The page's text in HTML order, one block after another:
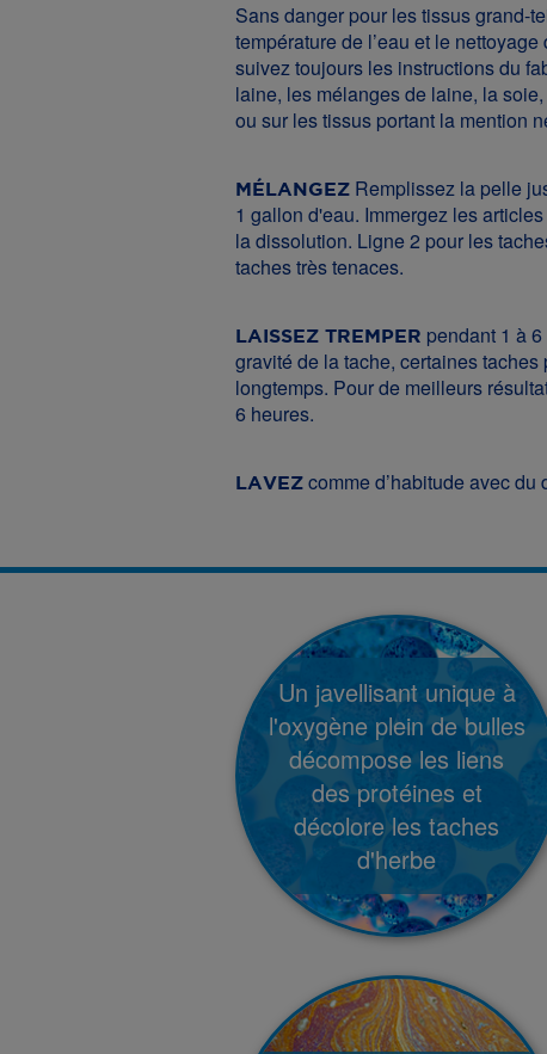
Sans danger pour les tissus grand-
température de l’eau et le
suivez toujours les instructions du
laine, les mélanges de laine, la
ou sur les tissus portant la mention
MÉLANGEZ Remplissez la pelle
1 gallon d'eau. Immergez les
la dissolution. Ligne 2 pour les
taches très tenaces.
LAISSEZ TREMPER pendant 1 à
gravité de la tache, certaines
longtemps. Pour de meilleurs
6 heures.
LAVEZ comme d’habitude avec
Un javellisant unique à
l'oxygène plein de bulles
décompose les liens
des protéines et
décolore les taches
d'herbe